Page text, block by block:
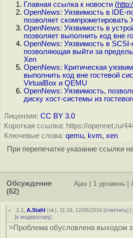
Главная ссылка к новости (
OpenNews: Уязвимость в IDE-
позволяет скомпрометировать
OpenNews: Уязвимость в
позволяет выполнить код вне
OpenNews: Уязвимость в
позволяющая выйти за пределы
Xen
OpenNews: Критическая
выполнить код вне гостевой
VirtualBox и QEMU
OpenNews: Уязвимость,
диску хост-системы из
Лицензия: CC BY 3.0
Короткая ссылка: https://opennet.ru/
Ключевые слова: qemu, kvm, xen
При перепечатке указание ссылки
Обсуждение
(62)
Ajax 1 уровень
1.1 ,A.Stahl (ok), 11:16, 12/05/2016 [ответить] [
[к модератору]
>Проблема обусловлена выходом